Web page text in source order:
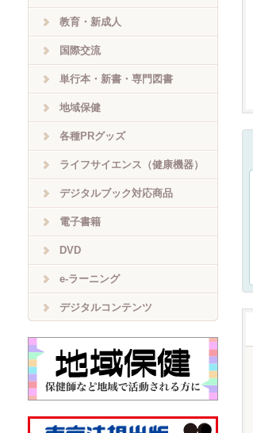
教育・新成人
国際交流
単行本・新書・専門図書
地域保健
各種PRグッズ
ライフサイエンス（健康機器）
デジタルブック対応商品
電子書籍
DVD
e-ラーニング
デジタルコンテンツ